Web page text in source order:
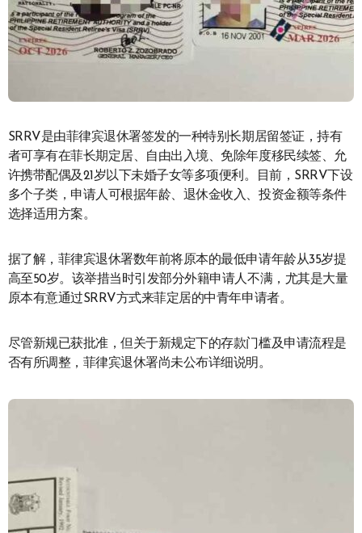
SRRV是由菲律宾退休署签发的一种特别长期居留签证，持有
者可享有在菲长期定居、自由出入境、免除年度移民续签、允
许携带配偶及21岁以下未婚子女等多项便利。目前，SRRV下设
多个子类，申请人可根据年龄、退休金收入、投资金额等条件
选择适用方案。
据了解，菲律宾退休署数年前将原本的最低申请年龄从35岁提
高至50岁。该举措当时引发部分外籍申请人不满，尤其是大量
原本有意通过SRRV方式来菲定居的中青年申请者。
尽管新规已获批准，但关于新规定下的存款门槛及申请流程是
否有所调整，菲律宾退休署尚未公布详细说明。